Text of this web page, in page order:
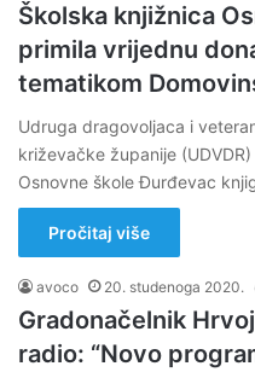
Školska knjižnica
primila vrijednu
tematikom
Udruga dragovoljaca i
križevačke županije
Osnovne škole Đurđevac
Pročitaj više
avoco 20. studenoga 2020.
Gradonačelnik
radio: “Novo